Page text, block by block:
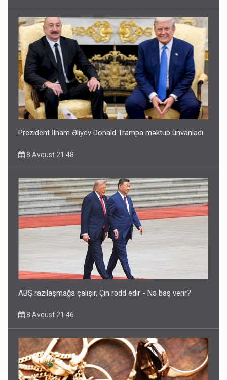
Prezident İlham Əliyev Donald Trampa məktub ünvanladı
8 Avqust 21:48
ABŞ razılaşmağa çalışır, Çin rədd edir - Nə baş verir?
8 Avqust 21:46